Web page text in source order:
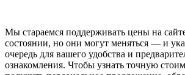
Мы стараемся поддерживать цены на
состоянии, но они могут меняться — и
очередь для вашего удобства и
ознакомления. Чтобы узнать точную